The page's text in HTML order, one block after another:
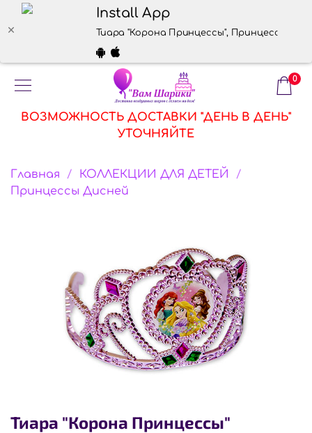
Install App
Тиара "Корона Принцессы", Принцессы,
0
ВОЗМОЖНОСТЬ ДОСТАВКИ "ДЕНЬ В ДЕНЬ"
УТОЧНЯЙТЕ
Главная
КОЛЛЕКЦИИ ДЛЯ ДЕТЕЙ
Принцессы Дисней
Тиара "Корона Принцессы"